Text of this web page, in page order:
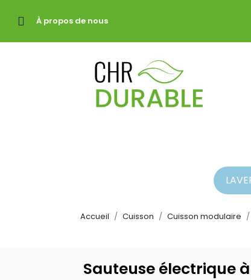
À propos de nous
Accueil Cuisson Cuisson modulaire
Sauteuse électrique